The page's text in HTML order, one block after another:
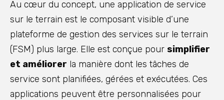
Au cœur du concept, une application de service
sur le terrain est le composant visible d’une
plateforme de gestion des services sur le terrain
(FSM) plus large. Elle est conçue pour simplifier
et améliorer la manière dont les tâches de
service sont planifiées, gérées et exécutées. Ces
applications peuvent être personnalisées pour